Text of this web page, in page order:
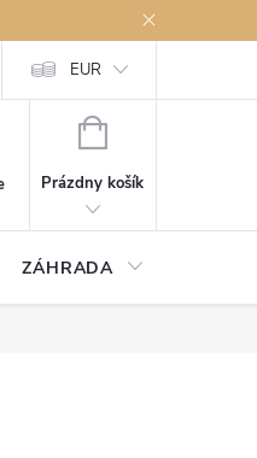
ochrany osobných údajov
EUR
NÁKUPNÝ
Prázdny košík
ZÁHRADA